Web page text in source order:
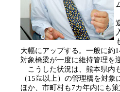
大幅にアップする。一般に約
対象橋梁が一度に維持管理を
こうした状況は、熊本県内
（15㍍以上）の管理橋を対
ほか、市町村も7カ年内にも